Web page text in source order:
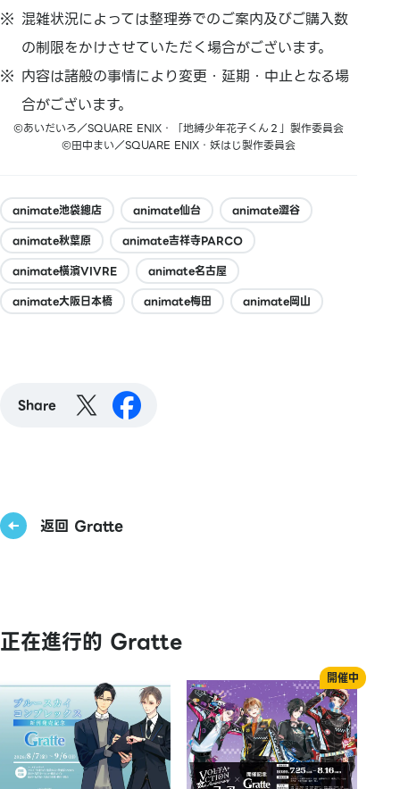
混雑状況によっては整理券でのご案内及びご購入数
の制限をかけさせていただく場合がございます。
内容は諸般の事情により変更・延期・中止となる場
合がございます。
©あいだいろ／SQUARE ENIX・「地縛少年花子くん２」製作委員会
©田中まい／SQUARE ENIX・妖はじ製作委員会
animate池袋總店 animate仙台
animate澀谷
animate秋葉原
animate吉祥寺PARCO
animate橫濱VIVRE
animate名古屋
animate大阪日本橋
animate梅田 animate岡山
Share
返回 Gratte
正在進行的 Gratte